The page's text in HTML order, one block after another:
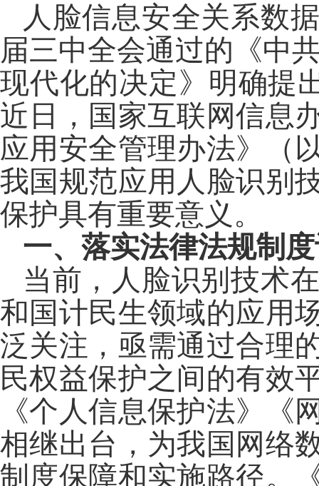
人脸信息安全关系数
届三中全会通过的《中
现代化的决定》明确提
近日，国家互联网信息
应用安全管理办法》（
我国规范应用人脸识别
保护具有重要意义。
一、落实法律法规制
当前，人脸识别技术
和国计民生领域的应用
泛关注，亟需通过合理
民权益保护之间的有效
《个人信息保护法》《
相继出台，为我国网络
制度保障和实施路径。